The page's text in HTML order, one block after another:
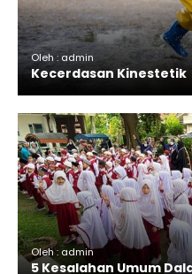
Oleh : admin
Kecerdasan Kinestetik
Oleh : admin
5 Kesalahan Umum